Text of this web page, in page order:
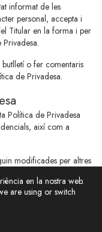
informat de les
personal, accepta i
Titular en la forma i per
butlletí o fer comentaris
de Privadesa.
Política de Privadesa
així com a
modificades per altres
Reserved.
en la nostra web.
are using or switch